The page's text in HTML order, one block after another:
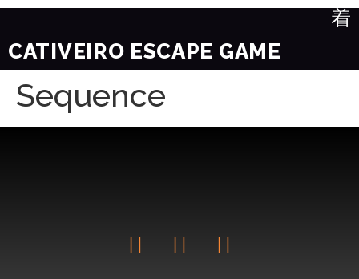
CATIVEIRO ESCAPE GAME
Sequence